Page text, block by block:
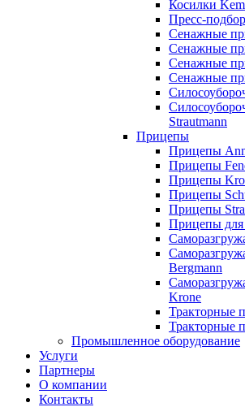
Косилки
Пресс-
Сенажные
Сенажные
Сенажные
Сенажные
Strautmann
Прицепы
Прицепы
Прицепы
Прицепы
Прицепы
Прицепы
Прицепы для
Bergmann
Krone
Тракторные
Тракторные
Промышленное оборудование
Услуги
Партнеры
О компании
Контакты